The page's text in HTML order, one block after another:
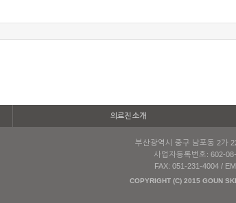
의료진 소개
부산광역시 중구 남포동 2가
사업자등록번호: 602-
FAX: 051-231-4004 /
COPYRIGHT (C) 2015 GOUN